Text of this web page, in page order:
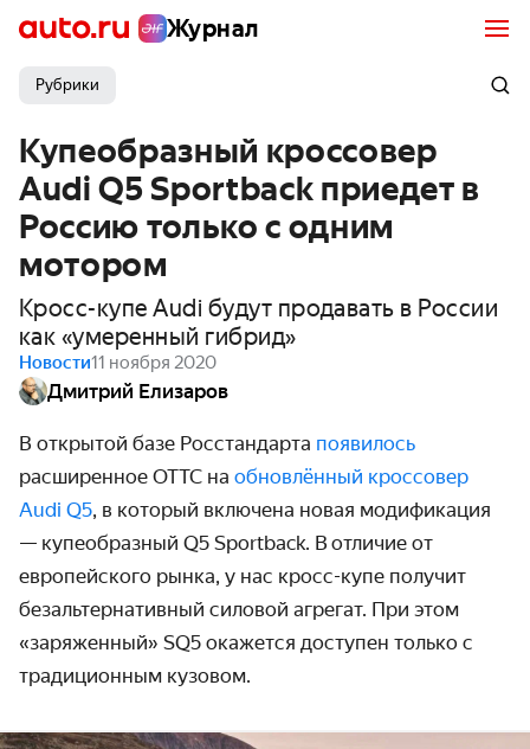
Журнал
Рубрики
Купеобразный кроссовер
Audi Q5 Sportback приедет в
Россию только с одним
мотором
Кросс-купе Audi будут продавать в России
как «умеренный гибрид»
Новости11 ноября 2020
Дмитрий Елизаров
В открытой базе Росстандарта появилось
расширенное ОТТС на обновлённый кроссовер
Audi Q5, в который включена новая моди­фикация
— купе­образный Q5 Sportback. В отличие от
европей­ского рынка, у нас кросс-купе получит
безальтер­нативный силовой агрегат. При этом
«заряженный» SQ5 окажется доступен только с
традици­онным кузовом.